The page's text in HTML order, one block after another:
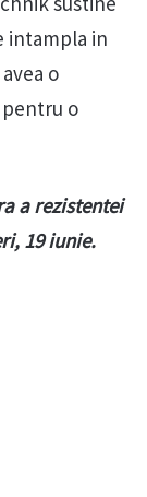
intampla in
o
o
a rezistentei
19 iunie.